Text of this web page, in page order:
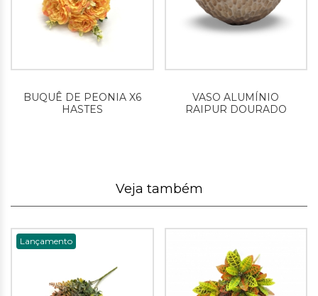
BUQUÊ DE PEONIA X6
HASTES
VASO ALUMÍNIO
RAIPUR DOURADO
Veja também
Lançamento